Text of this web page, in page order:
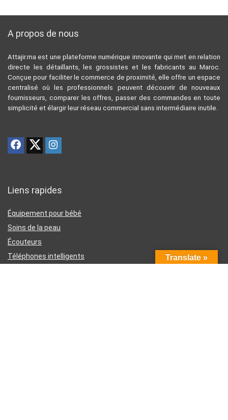
A propos de nous
Attajir.ma est une plateforme numérique innovante qui met en relation
directe les détaillants, les grossistes et les fabricants au Maroc.
Conçue pour faciliter le commerce de proximité, elle offre un espace
centralisé où les professionnels peuvent découvrir de nouveaux
fournisseurs, comparer les offres, passer des commandes en toute
simplicité et élargir leur réseau commercial sans intermédiaire inutile.
Liens rapides
Équipement pour bébé
Soins de la peau
Écouteurs
Téléphones intelligents
Translate »